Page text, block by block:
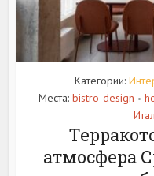
Категории:
Места: bistro-design •
атмосфера